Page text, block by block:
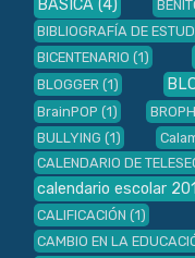
BÁSICA (4)
BIBLIOGRAFÍA DE
BICENTENARIO (1)
BLOGGER (1)
BrainPOP (1)
BULLYING (1)
CALENDARIO DE
calendario escolar
CALIFICACIÓN (1)
CAMBIO EN LA